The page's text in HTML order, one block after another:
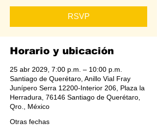
RSVP
Horario y ubicación
25 abr 2029, 7:00 p.m. – 10:00 p.m.
Santiago de Querétaro, Anillo Vial Fray
Junípero Serra 12200-Interior 206, Plaza la
Herradura, 76146 Santiago de Querétaro,
Qro., México
Otras fechas